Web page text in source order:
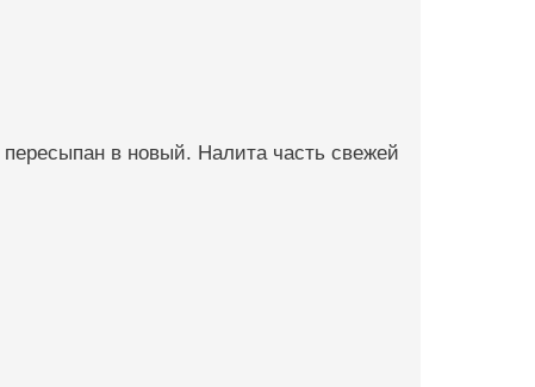
в новый. Налита часть свежей